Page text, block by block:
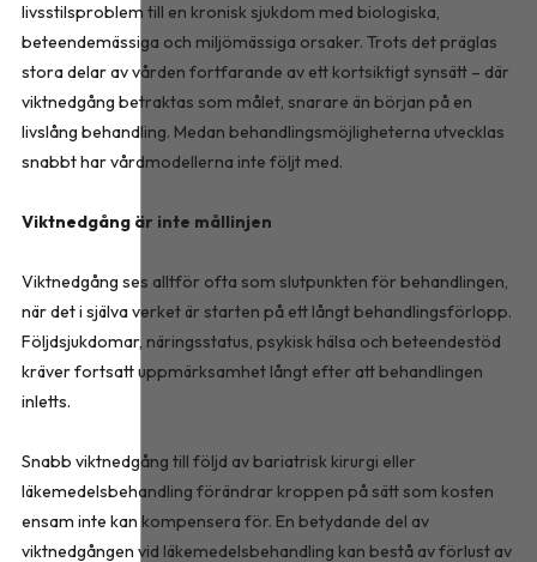
livsstilsproblem till en kronisk sjukdom med biologiska,
beteendemässiga och miljömässiga orsaker. Trots det präglas
stora delar av vården fortfarande av ett kortsiktigt synsätt – där
viktnedgång betraktas som målet, snarare än början på en
livslång behandling. Medan behandlingsmöjligheterna utvecklas
snabbt har vårdmodellerna inte följt med.
Viktnedgång är inte mållinjen
Viktnedgång ses alltför ofta som slutpunkten för behandlingen,
när det i själva verket är starten på ett långt behandlingsförlopp.
Följdsjukdomar, näringsstatus, psykisk hälsa och beteendestöd
kräver fortsatt uppmärksamhet långt efter att behandlingen
inletts.
Snabb viktnedgång till följd av bariatrisk kirurgi eller
läkemedelsbehandling förändrar kroppen på sätt som kosten
ensam inte kan kompensera för. En betydande del av
viktnedgången vid läkemedelsbehandling kan bestå av förlust av